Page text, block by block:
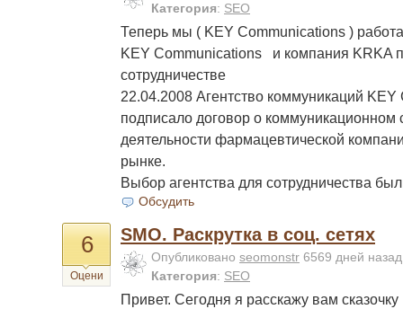
Категория: SEO
Теперь мы ( KEY Communications )
KEY Communications и компания KRKA
сотрудничестве
22.04.2008 Агентство коммуникаций
подписало договор о коммуникационном
деятельности фармацевтической
рынке.
Выбор агентства для сотрудничества
Обсудить
6
Оцени
SMO. Раскрутка в соц. сетях
Опубликовано seomonstr 6569 дней
Категория: SEO
Привет. Сегодня я расскажу вам